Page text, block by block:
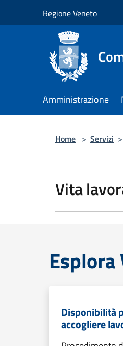
Regione Veneto
Amministrazione
Home > Servizi >
Vita
Disponibilità
accogliere